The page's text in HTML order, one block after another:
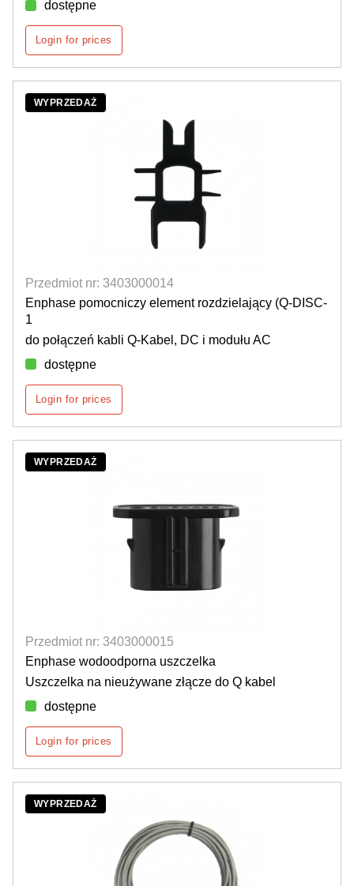
dostępne
Login for prices
WYPRZEDAŻ
Przedmiot nr: 3403000014
Enphase pomocniczy element rozdzielający (Q-DISC-
1
do połączeń kabli Q-Kabel, DC i modułu AC
dostępne
Login for prices
WYPRZEDAŻ
Przedmiot nr: 3403000015
Enphase wodoodporna uszczelka
Uszczelka na nieużywane złącze do Q kabel
dostępne
Login for prices
WYPRZEDAŻ